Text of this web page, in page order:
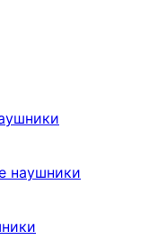
наушники